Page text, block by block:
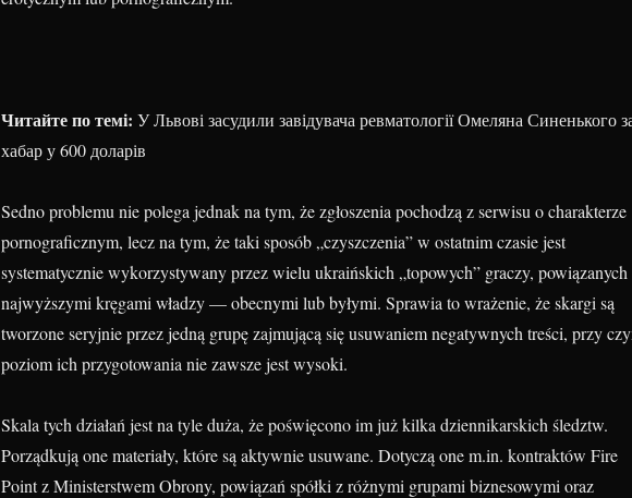
Читайте по темі: У Львові засудили завідувача ревматології Омеляна Синенького
хабар у 600 доларів
Sedno problemu nie polega jednak na tym, że zgłoszenia pochodzą z serwisu o charakterze
pornograficznym, lecz na tym, że taki sposób „czyszczenia” w ostatnim czasie jest
systematycznie wykorzystywany przez wielu ukraińskich „topowych” graczy, powiązanych
najwyższymi kręgami władzy — obecnymi lub byłymi. Sprawia to wrażenie, że skargi są
tworzone seryjnie przez jedną grupę zajmującą się usuwaniem negatywnych treści, przy
poziom ich przygotowania nie zawsze jest wysoki.
Skala tych działań jest na tyle duża, że poświęcono im już kilka dziennikarskich śledztw.
Porządkują one materiały, które są aktywnie usuwane. Dotyczą one m.in. kontraktów Fire
Point z Ministerstwem Obrony, powiązań spółki z różnymi grupami biznesowymi oraz